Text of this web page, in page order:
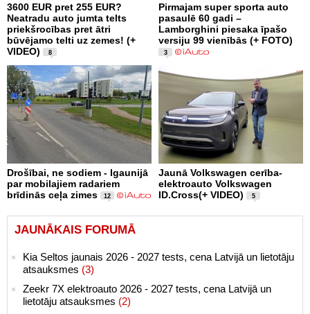
3600 EUR pret 255 EUR?
Neatradu auto jumta telts
priekšrocības pret ātri
būvējamo telti uz zemes! (+
VIDEO)
8
Pirmajam super sporta auto
pasaulē 60 gadi –
Lamborghini piesaka īpašo
versiju 99 vienībās (+ FOTO)
3
Drošībai, ne sodiem - Igaunijā
par mobilajiem radariem
brīdinās ceļa zimes
12
Jaunā Volkswagen cerība-
elektroauto Volkswagen
ID.Cross(+ VIDEO)
5
JAUNĀKAIS FORUMĀ
Kia Seltos jaunais 2026 - 2027 tests, cena Latvijā un lietotāju
atsauksmes (3)
Zeekr 7X elektroauto 2026 - 2027 tests, cena Latvijā un
lietotāju atsauksmes (2)